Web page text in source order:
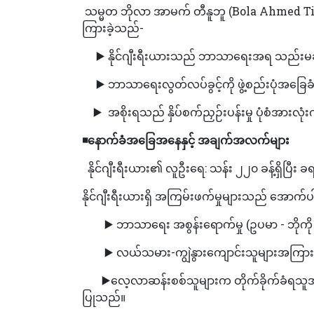
သမ္မတ ဘိုလာ အာမက် တီနူဘူ (Bola Ahmed
ကြားခဲ့သည်-
▶️ နိုင်ဂျီးရီးယားသည် ဘာသာရေးအရ သည်
▶️ ဘာသာရေးလွတ်လပ်ခွင့်ကို ဖွဲ့စည်းပုံအခြ
▶️ အစိုးရသည် နှိပ်စက်ညှဉ်းပန်းမှု ပုံစံအားလုံ
◾️နောက်ခံအခြေအနေနှင့် အချက်အလက်များ
နိုင်ဂျီးရီးယား၏ လူဦးရေ: သန်း ၂၂၀ ခန့်ရှိပြီ
နိုင်ဂျီးရီးယားရှိ အကြမ်းဖက်မှုများသည် အောက်
▶️ ဘာသာရေး အစွန်းရောက်မှု (ဥပမာ - ဘိုကို
▶️ လယ်သမား-ကျွဲနွားကျောင်းသူများအကြား ပ
▶️လေ့လာဆန်းစစ်သူများက တိုက်ခိုက်ခံရသူအမျာ
ပြုသည်။